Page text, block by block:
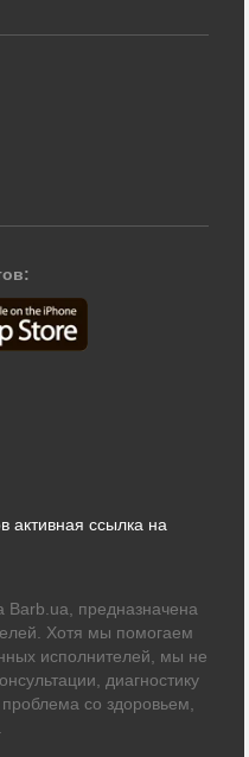
активная ссылка на
предназначена
Хотя мы помогаем
исполнителей, мы не
диагностику
со здоровьем,